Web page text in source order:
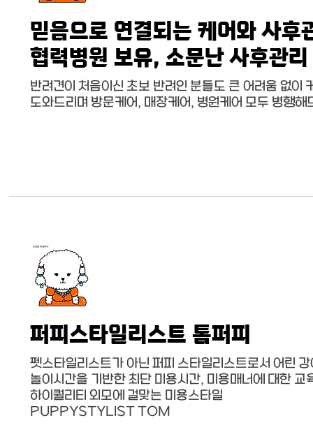
믿음으로 연결되는 케어와 사후
협력병원 보유, 소문난 사후관리
반려견이 처음이신 초보 반려인 분들도 큰 어려움 없이
도와드리며 방문케어, 매장케어, 병원케어 모두 병행해
퍼피스타일리스트 톰퍼피
펫스타일리스트가 아닌 퍼피 스타일리스트로서 어린
놀이시간을 기반한 최단 미용시간, 미용매너에 대한 교
하이퀄리티 외모에 걸맞는 미용스타일
PUPPYSTYLIST TOM